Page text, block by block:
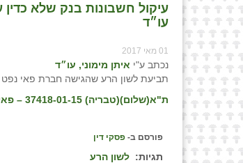
עיקול חשבונות בנק שלא
עו״ד
01 מאי 2017
נכתב ע"י איתן מימוני, עו״ד
תביעת לשון הרע שהגישה חברת פאי נפט
ת"א(שלום)(טבריה) 37418-01-15 – פאי נפט לישראל בע"מ נ' מועצה מקומית יבנאל, פס״ד מיום 16/11/16
פורסם ב- פסקי דין
תגיות: לשון הרע